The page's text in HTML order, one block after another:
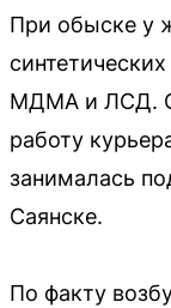
При обыске у
МДМА и ЛСД.
работу
занималась
Саянске.
По факту